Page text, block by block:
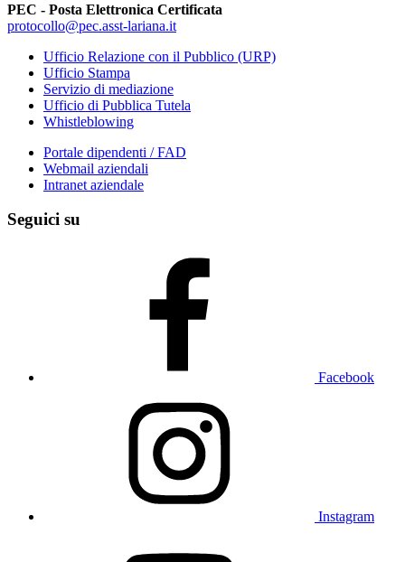
PEC - Posta Elettronica Certificata
protocollo@pec.asst-lariana.it
Ufficio Relazione con il Pubblico (URP)
Ufficio Stampa
Servizio di mediazione
Ufficio di Pubblica Tutela
Whistleblowing
Portale dipendenti / FAD
Webmail aziendali
Intranet aziendale
Seguici su
Facebook
Instagram